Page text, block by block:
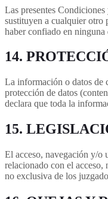
Las presentes
sustituyen a cualquier otro
haber confiado en ninguna
14.
La información o datos de
protección de datos
declara que toda la
15.
El acceso, navegación y/o
relacionado con el
no exclusiva de los